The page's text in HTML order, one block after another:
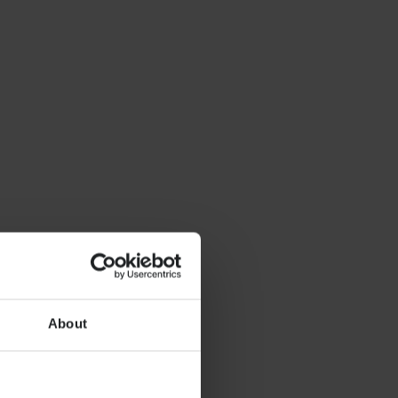
About